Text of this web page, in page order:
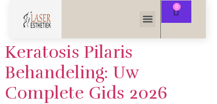
Keratosis Pilaris
Behandeling: Uw
Complete Gids 2026